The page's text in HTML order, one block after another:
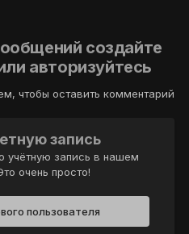
создайте
авторизуйтесь
чтобы оставить комментарий
запись
учётную запись в нашем
очень просто!
пользователя